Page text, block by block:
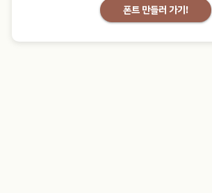
폰트 만들러 가기!